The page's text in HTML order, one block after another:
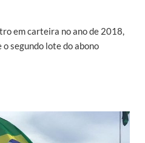
em carteira no ano de 2018,
segundo lote do abono